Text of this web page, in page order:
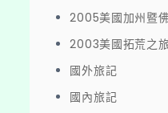
2005美國加州暨
2003美國拓荒之
國外旅記
國內旅記